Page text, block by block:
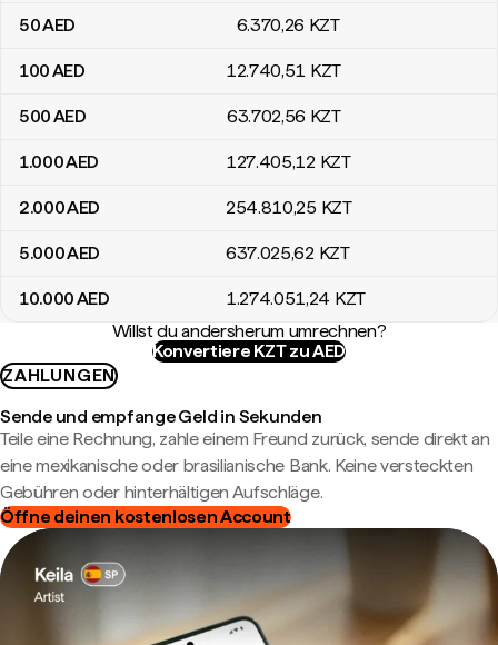
50AED 6.370,26 KZT
100AED 12.740,51 KZT
500AED 63.702,56 KZT
1.000AED 127.405,12 KZT
2.000AED 254.810,25 KZT
5.000AED 637.025,62 KZT
10.000AED 1.274.051,24 KZT
Willst du andersherum umrechnen?
Konvertiere KZT zu AED
ZAHLUNGEN
Sende und empfange Geld in Sekunden
Teile eine Rechnung, zahle einem Freund zurück, sende direkt an
eine mexikanische oder brasilianische Bank. Keine versteckten
Gebühren oder hinterhältigen Aufschläge.
Öffne deinen kostenlosen Account